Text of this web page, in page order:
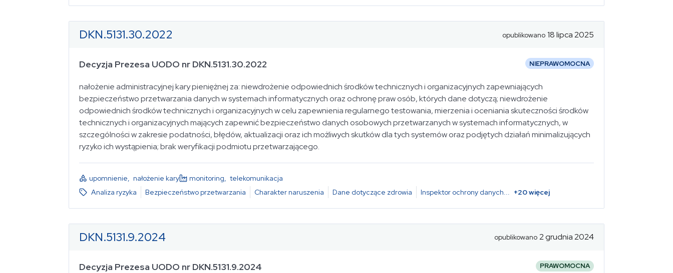
Rozporządzenie o Ochronie Danych Osobowych
wybierz...
wybierz...
wybierz...
wybierz...
DKN.5131.30.2022 opublikowano 18 lipca 2025
Decyzja Prezesa UODO nr DKN.5131.30.2022 NIEPRAWOMOCNA
nałożenie administracyjnej kary pieniężnej za: niewdrożenie odpowiednich środków technicznych i organizacyjnych zapewniających
bezpieczeństwo przetwarzania danych w systemach informatycznych oraz ochronę praw osób, których dane dotyczą; niewdrożenie
odpowiednich środków technicznych i organizacyjnych w celu zapewnienia regularnego testowania, mierzenia i oceniania skuteczności środków
technicznych i organizacyjnych mających zapewnić bezpieczeństwo danych osobowych przetwarzanych w systemach informatycznych, w
szczególności w zakresie podatności, błędów, aktualizacji oraz ich możliwych skutków dla tych systemów oraz podjętych działań minimalizujących
ryzyko ich wystąpienia; brak weryfikacji podmiotu przetwarzającego.
upomnienie, nałożenie kary monitoring, telekomunikacja
Analiza ryzyka
Bezpieczeństwo przetwarzania Charakter naruszenia Dane dotyczące zdrowia Inspektor ochrony danych +20więcej
DKN.5131.9.2024 opublikowano 2 grudnia 2024
Decyzja Prezesa UODO nr DKN.5131.9.2024 PRAWOMOCNA